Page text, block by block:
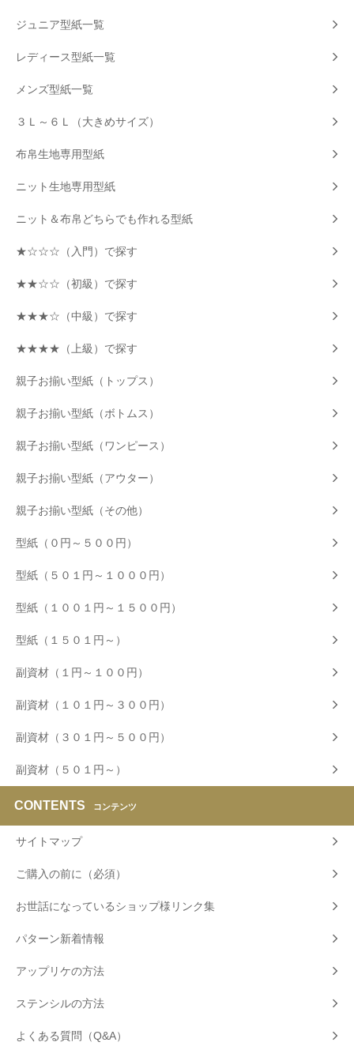
ジュニア型紙一覧
レディース型紙一覧
メンズ型紙一覧
３Ｌ～６Ｌ（大きめサイズ）
布帛生地専用型紙
ニット生地専用型紙
ニット＆布帛どちらでも作れる型紙
★☆☆☆（入門）で探す
★★☆☆（初級）で探す
★★★☆（中級）で探す
★★★★（上級）で探す
親子お揃い型紙（トップス）
親子お揃い型紙（ボトムス）
親子お揃い型紙（ワンピース）
親子お揃い型紙（アウター）
親子お揃い型紙（その他）
型紙（０円～５００円）
型紙（５０１円～１０００円）
型紙（１００１円～１５００円）
型紙（１５０１円～）
副資材（１円～１００円）
副資材（１０１円～３００円）
副資材（３０１円～５００円）
副資材（５０１円～）
CONTENTS コンテンツ
サイトマップ
ご購入の前に（必須）
お世話になっているショップ様リンク集
パターン新着情報
アップリケの方法
ステンシルの方法
よくある質問（Q&A）